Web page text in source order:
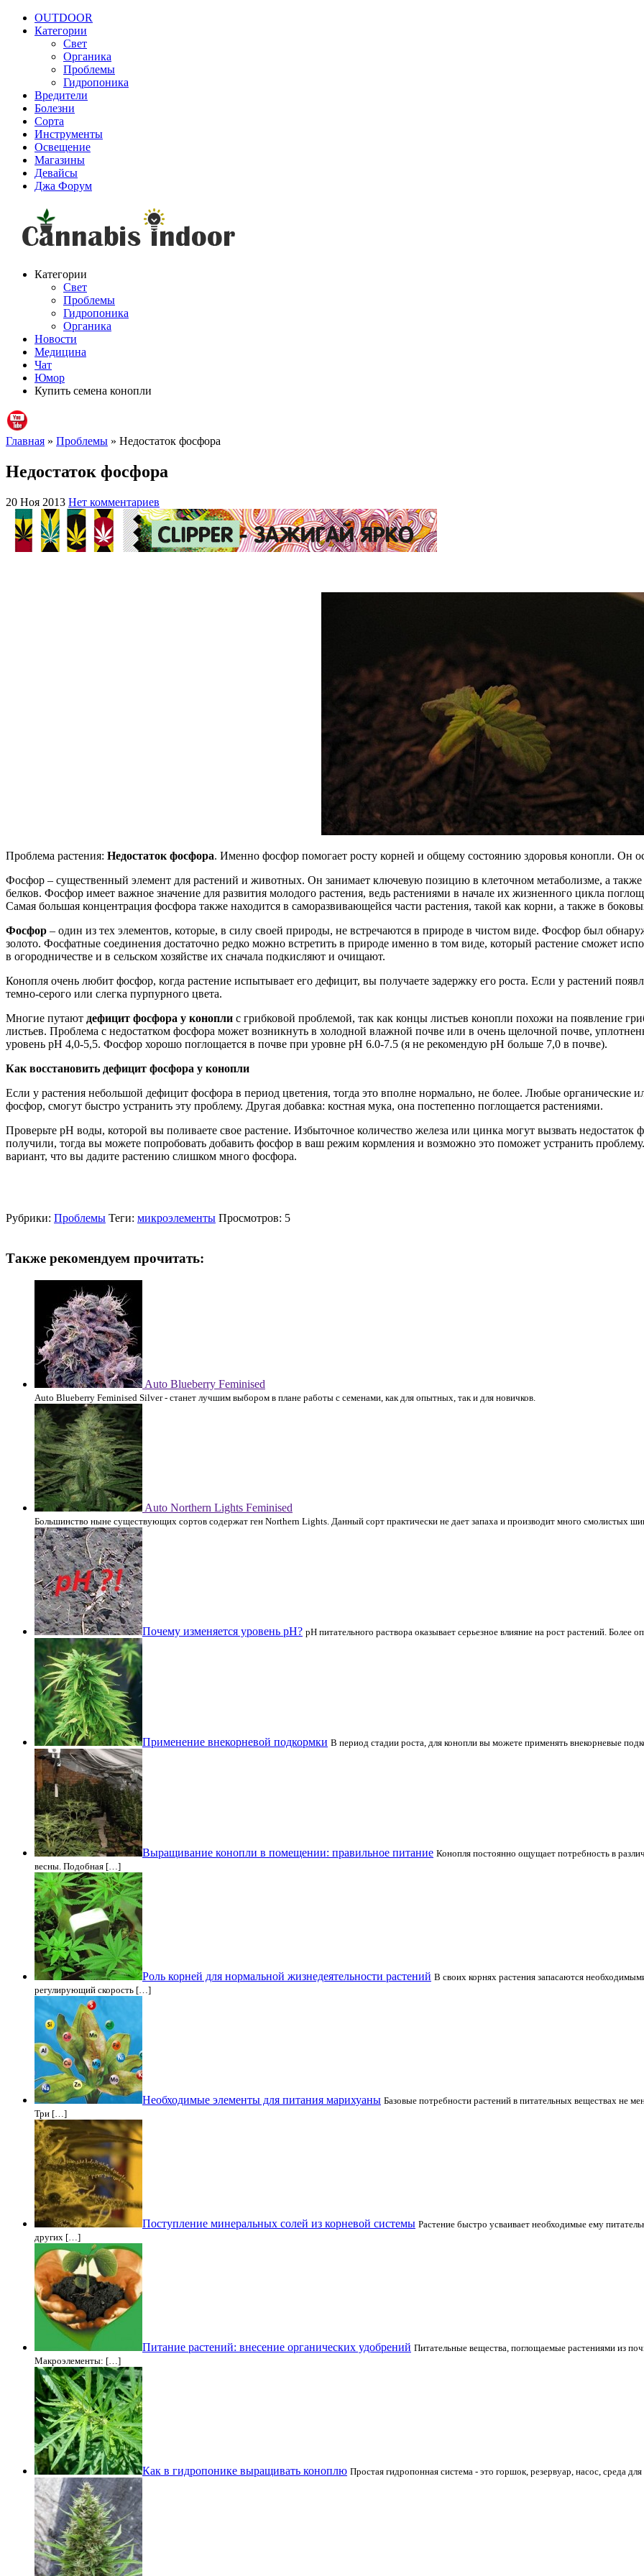
OUTDOOR
Категории
Свет
Органика
Проблемы
Гидропоника
Вредители
Болезни
Сорта
Инструменты
Освещение
Магазины
Девайсы
Джа Форум
Категории
Свет
Проблемы
Гидропоника
Органика
Новости
Медицина
Чат
Юмор
Купить семена конопли
Главная » Проблемы » Недостаток фосфора
Недостаток фосфора
20 Ноя 2013 Нет комментариев
Проблема растения: Недостаток фосфора. Именно фосфор помогает росту корней и общему состоянию здоровья конопли. Он
Фосфор – существенный элемент для растений и животных. Он занимает ключевую позицию в клеточном метаболизме, а
белков. Фосфор имеет важное значение для развития молодого растения, ведь растениями в начале их жизненного цикла
Самая большая концентрация фосфора также находится в саморазвивающейся части растения, такой как корни, а также в
Фосфор – один из тех элементов, которые, в силу своей природы, не встречаются в природе в чистом виде. Фосфор был
золото. Фосфатные соединения достаточно редко можно встретить в природе именно в том виде, который растение сможет
в огородничестве и в сельском хозяйстве их сначала подкисляют и очищают.
Конопля очень любит фосфор, когда растение испытывает его дефицит, вы получаете задержку его роста. Если у растений
темно-серого или слегка пурпурного цвета.
Многие путают дефицит фосфора у конопли с грибковой проблемой, так как концы листьев конопли похожи на появление
листьев. Проблема с недостатком фосфора может возникнуть в холодной влажной почве или в очень щелочной почве,
уровень рН 4,0-5,5. Фосфор хорошо поглощается в почве при уровне рН 6.0-7.5 (я не рекомендую рН больше 7,0 в почве).
Как восстановить дефицит фосфора у конопли
Если у растения небольшой дефицит фосфора в период цветения, тогда это вполне нормально, не более. Любые органические
фосфор, смогут быстро устранить эту проблему. Другая добавка: костная мука, она постепенно поглощается растениями.
Проверьте рН воды, которой вы поливаете свое растение. Избыточное количество железа или цинка могут вызвать недостаток
получили, тогда вы можете попробовать добавить фосфор в ваш режим кормления и возможно это поможет устранить
вариант, что вы дадите растению слишком много фосфора.
Рубрики: Проблемы Теги: микроэлементы Просмотров: 5
Также рекомендуем прочитать:
Auto Blueberry Feminised
Auto Blueberry Feminised Silver - станет лучшим выбором в плане работы с семенами, как для опытных, так и для новичков.
Auto Northern Lights Feminised
Большинство ныне существующих сортов содержат ген Northern Lights. Данный сорт практически не дает запаха и производит много смолистых
Почему изменяется уровень рН? рН питательного раствора оказывает серьезное влияние на рост растений.
Применение внекорневой подкормки В период стадии роста, для конопли вы можете применять внекорневые
Выращивание конопли в помещении: правильное питание Конопля постоянно ощущает потребность в
весны. Подобная […]
Роль корней для нормальной жизнедеятельности растений В своих корнях растения запасаются
регулирующий скорость […]
Необходимые элементы для питания марихуаны Базовые потребности растений в питательных веществах не
Три […]
Поступление минеральных солей из корневой системы Растение быстро усваивает необходимые ему
других […]
Питание растений: внесение органических удобрений Питательные вещества, поглощаемые растениями из
Макроэлементы: […]
Как в гидропонике выращивать коноплю Простая гидропонная система - это горшок, резервуар, насос,